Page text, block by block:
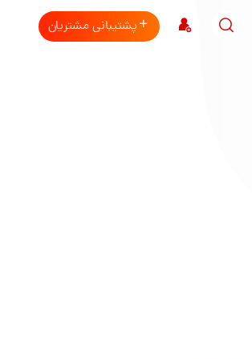
پشتیبانی مشتریان